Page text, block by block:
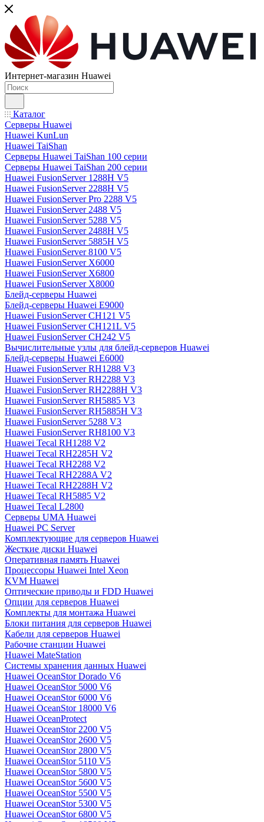
Интернет-магазин Huawei
Каталог
Серверы Huawei
Huawei KunLun
Huawei TaiShan
Серверы Huawei TaiShan 100 серии
Серверы Huawei TaiShan 200 серии
Huawei FusionServer 1288H V5
Huawei FusionServer 2288H V5
Huawei FusionServer Pro 2288 V5
Huawei FusionServer 2488 V5
Huawei FusionServer 5288 V5
Huawei FusionServer 2488H V5
Huawei FusionServer 5885H V5
Huawei FusionServer 8100 V5
Huawei FusionServer X6000
Huawei FusionServer X6800
Huawei FusionServer X8000
Блейд-серверы Huawei
Блейд-серверы Huawei E9000
Huawei FusionServer CH121 V5
Huawei FusionServer CH121L V5
Huawei FusionServer CH242 V5
Вычислительные узлы для блейд-серверов Huawei
Блейд-серверы Huawei E6000
Huawei FusionServer RH1288 V3
Huawei FusionServer RH2288 V3
Huawei FusionServer RH2288H V3
Huawei FusionServer RH5885 V3
Huawei FusionServer RH5885H V3
Huawei FusionServer 5288 V3
Huawei FusionServer RH8100 V3
Huawei Tecal RH1288 V2
Huawei Tecal RH2285H V2
Huawei Tecal RH2288 V2
Huawei Tecal RH2288A V2
Huawei Tecal RH2288H V2
Huawei Tecal RH5885 V2
Huawei Tecal L2800
Серверы UMA Huawei
Huawei PC Server
Комплектующие для серверов Huawei
Жесткие диски Huawei
Оперативная память Huawei
Процессоры Huawei Intel Xeon
KVM Huawei
Оптические приводы и FDD Huawei
Опции для серверов Huawei
Комплекты для монтажа Huawei
Блоки питания для серверов Huawei
Кабели для серверов Huawei
Рабочие станции Huawei
Huawei MateStation
Системы хранения данных Huawei
Huawei OceanStor Dorado V6
Huawei OceanStor 5000 V6
Huawei OceanStor 6000 V6
Huawei OceanStor 18000 V6
Huawei OceanProtect
Huawei OceanStor 2200 V5
Huawei OceanStor 2600 V5
Huawei OceanStor 2800 V5
Huawei OceanStor 5110 V5
Huawei OceanStor 5800 V5
Huawei OceanStor 5600 V5
Huawei OceanStor 5500 V5
Huawei OceanStor 5300 V5
Huawei OceanStor 6800 V5